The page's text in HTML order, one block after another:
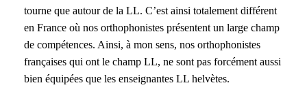
tourne que autour de la LL. C’est ainsi totalement différent
en France où nos orthophonistes présentent un large champ
de compétences. Ainsi, à mon sens, nos orthophonistes
françaises qui ont le champ LL, ne sont pas forcément aussi
bien équipées que les enseignantes LL helvètes.